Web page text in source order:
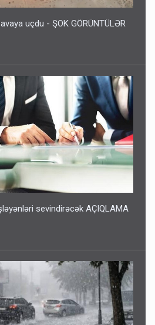
uçdu - ŞOK GÖRÜNTÜLƏR
sevindirəcək AÇIQLAMA